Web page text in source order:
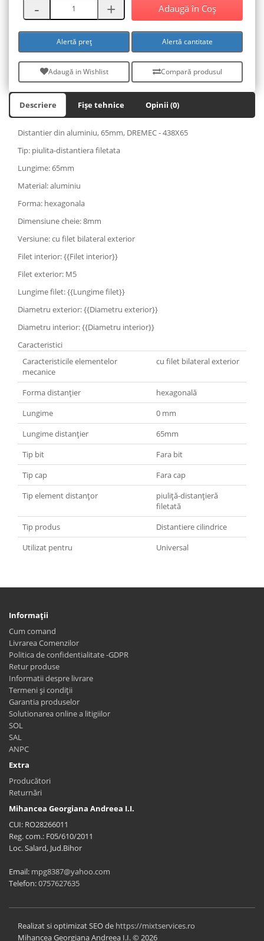
Adaugă în Coş
Alertă preț Alertă cantitate
Adaugă in Wishlist Compară produsul
Descriere Fișe tehnice Opinii (0)
Distantier din aluminiu, 65mm, DREMEC - 438X65
Tip: piulita-distantiera filetata
Lungime: 65mm
Material: aluminiu
Forma: hexagonala
Dimensiune cheie: 8mm
Versiune: cu filet bilateral exterior
Filet interior: {{Filet interior}}
Filet exterior: M5
Lungime filet: {{Lungime filet}}
Diametru exterior: {{Diametru exterior}}
Diametru interior: {{Diametru interior}}
Caracteristici
Caracteristicile elementelor
mecanice
cu filet bilateral exterior
Forma distanţier
hexagonală
Lungime
0 mm
Lungime distanţier
65mm
Tip bit
Fara bit
Tip cap
Fara cap
Tip element distanţor
piuliţă-distanţieră
filetată
Tip produs
Distantiere cilindrice
Utilizat pentru
Universal
Informaţii
Cum comand
Livrarea Comenzilor
Politica de confidentialitate -GDPR
Retur produse
Informatii despre livrare
Termeni și condiții
Garantia produselor
Solutionarea online a litigiilor
SOL
SAL
ANPC
Extra
Producători
Returnări
Mihancea Georgiana Andreea I.I.
CUI: RO28266011
Reg. com.: F05/610/2011
Loc. Salard, Jud.Bihor
Email: mpg8387@yahoo.com
Telefon:0757627635
Realizat si optimizat SEO de https://mixtservices.ro
Mihancea Georgiana Andreea I.I. © 2026